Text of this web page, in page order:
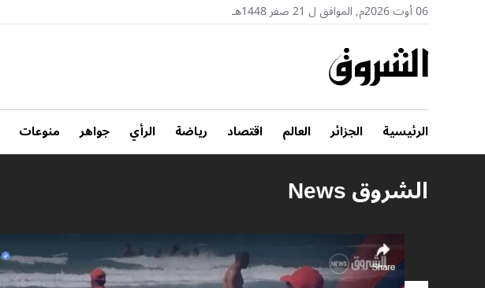
06 أوت 2026م, الموافق ل 21 صفر 1448هـ
الرئيسية الجزائر العالم اقتصاد رياضة الرأي جواهر منوعات
الشروق News